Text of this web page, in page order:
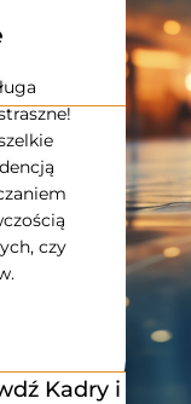
czy
Kadry i Płace